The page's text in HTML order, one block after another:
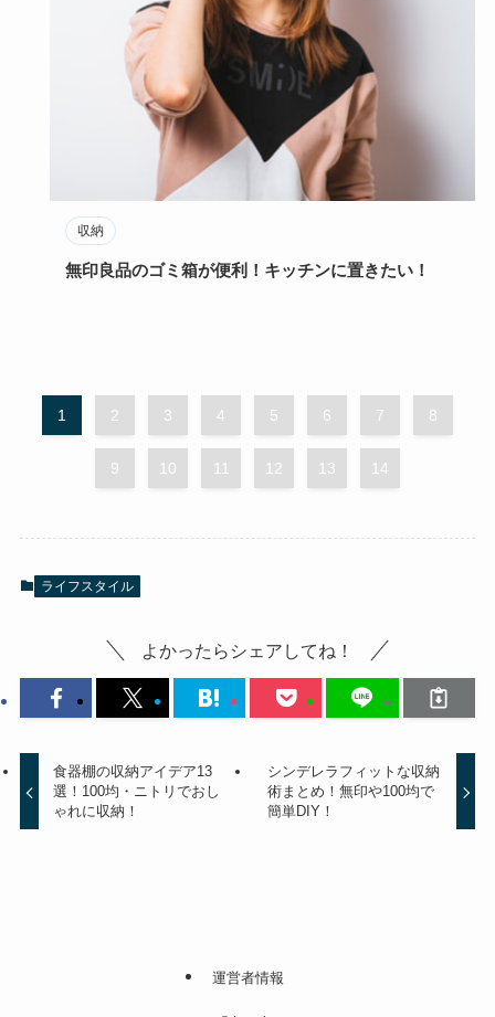
収納
無印良品のゴミ箱が便利！キッチンに置きたい！
1 2 3 4 5 6 7 8
9 10 11 12 13 14
ライフスタイル
よかったらシェアしてね！
食器棚の収納アイデア13
選！100均・ニトリでおし
ゃれに収納！
シンデレラフィットな収納
術まとめ！無印や100均で
簡単DIY！
運営者情報